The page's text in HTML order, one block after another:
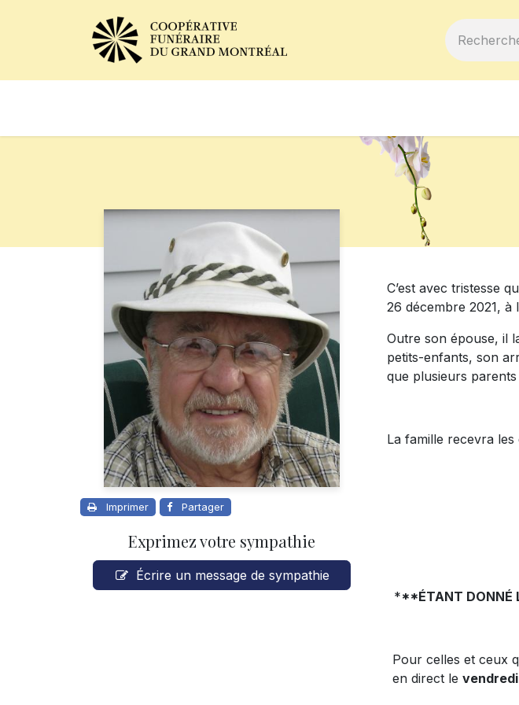
Imprimer Partager
Exprimez votre sympathie
Écrire un message de sympathie
C’est avec tristesse
26 décembre 2021, à
Outre son épouse, il
petits-enfants, son
que plusieurs parents
La famille recevra les
***ÉTANT DONNÉ
Pour celles et ceux
en direct le